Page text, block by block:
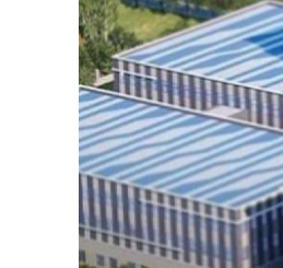
тусгажээ.
Сургалтыг
ажиллах
онцгой
байгуулж байна.
Сургалтын үеэр
Ажлын алба,
цагдаагийн